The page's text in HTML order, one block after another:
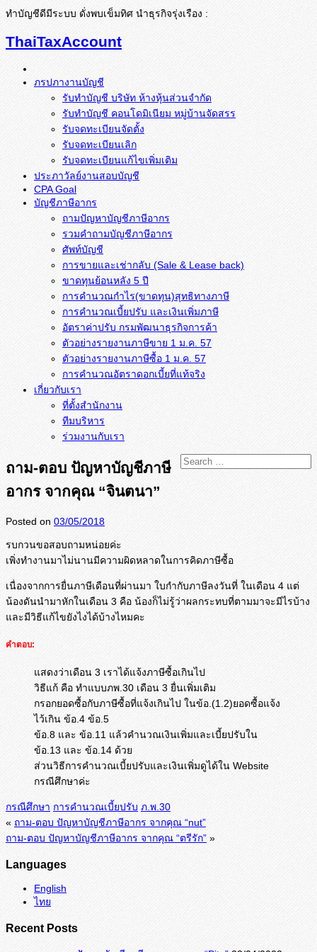
ทำบัญชีดีมีระบบ ดั่งพบเข็มทิศ นำธุรกิจรุ่งเรือง :
ThaiTaxAccount
ภรปภางานบัญชี
รับทำบัญชี บริษัท ห้างหุ้นส่วนจำกัด
รับทำบัญชี คอนโดมิเนียม หมู่บ้านจัดสรร
รับจดทะเบียนจัดตั้ง
รับจดทะเบียนเลิก
รับจดทะเบียนแก้ไขเพิ่มเติม
ประภาวัลย์งานสอบบัญชี
CPA Goal
บัญชีภาษีอากร
ถามปัญหาบัญชีภาษีอากร
รวมคำถามบัญชีภาษีอากร
ศัพท์บัญชี
การขายและเช่ากลับ (Sale & Lease back)
ขาดทุนย้อนหลัง 5 ปี
การคำนวณกำไร(ขาดทุน)สุทธิทางภาษี
การคำนวณเบี้ยปรับ และเงินเพิ่มภาษี
อัตราค่าปรับ กรมพัฒนาธุรกิจการค้า
ตัวอย่างรายงานภาษีขาย 1 ม.ค. 57
การคำนวณอัตราดอกเบี้ยที่แท้จริง
เกี่ยวกับเรา
ที่ตั้งสำนักงาน
ทีมบริหาร
ร่วมงานกับเรา
ถาม-ตอบ ปัญหาบัญชีภาษี
อากร จากคุณ “จินตนา”
Posted on 03/05/2018
รบกวนขอสอบถามหน่อยค่ะ
เพิ่งทำงานมาไม่นานมีความผิดหลาดในการคิดภาษีซื้อ
เนื่องจากการยื่นภาษีเดือนที่ผ่านมา ใบกำกับภาษีลงวันที่ ในเดือน 4 แต่
น้องดันนำมาหักในเดือน 3 คือ น้องก็ไม่รู้ว่าผลกระทบที่ตามมาจะมีไรบ้าง
และมีวิธีแก้ไขยังไงได้บ้างไหมคะ
คำตอบ:
แสดงว่าเดือน 3 เราได้แจ้งภาษีซื้อเกินไป
วิธีแก้ คือ ทำแบบภพ.30 เดือน 3 ยื่นเพิ่มเติม
กรอกยอดซื้อกับภาษีซื้อที่แจ้งเกินไป ในข้อ.(1.2)ยอดซื้อแจ้ง
ไว้เกิน ข้อ.4 ข้อ.5
ข้อ.8 และ ข้อ.11 แล้วคำนวณเงินเพิ่มและเบี้ยปรับใน
ข้อ.13 และ ข้อ.14 ด้วย
ส่วนวิธีการคำนวณเบี้ยปรับและเงินเพิ่มดูได้ใน Website
กรณีศึกษาค่ะ
กรณีศึกษา การคำนวณเบี้ยปรับ ภ.พ.30
« ถาม-ตอบ ปัญหาบัญชีภาษีอากร จากคุณ “nut”
ถาม-ตอบ ปัญหาบัญชีภาษีอากร จากคุณ “ตรีรัก” »
Languages
English
ไทย
Recent Posts